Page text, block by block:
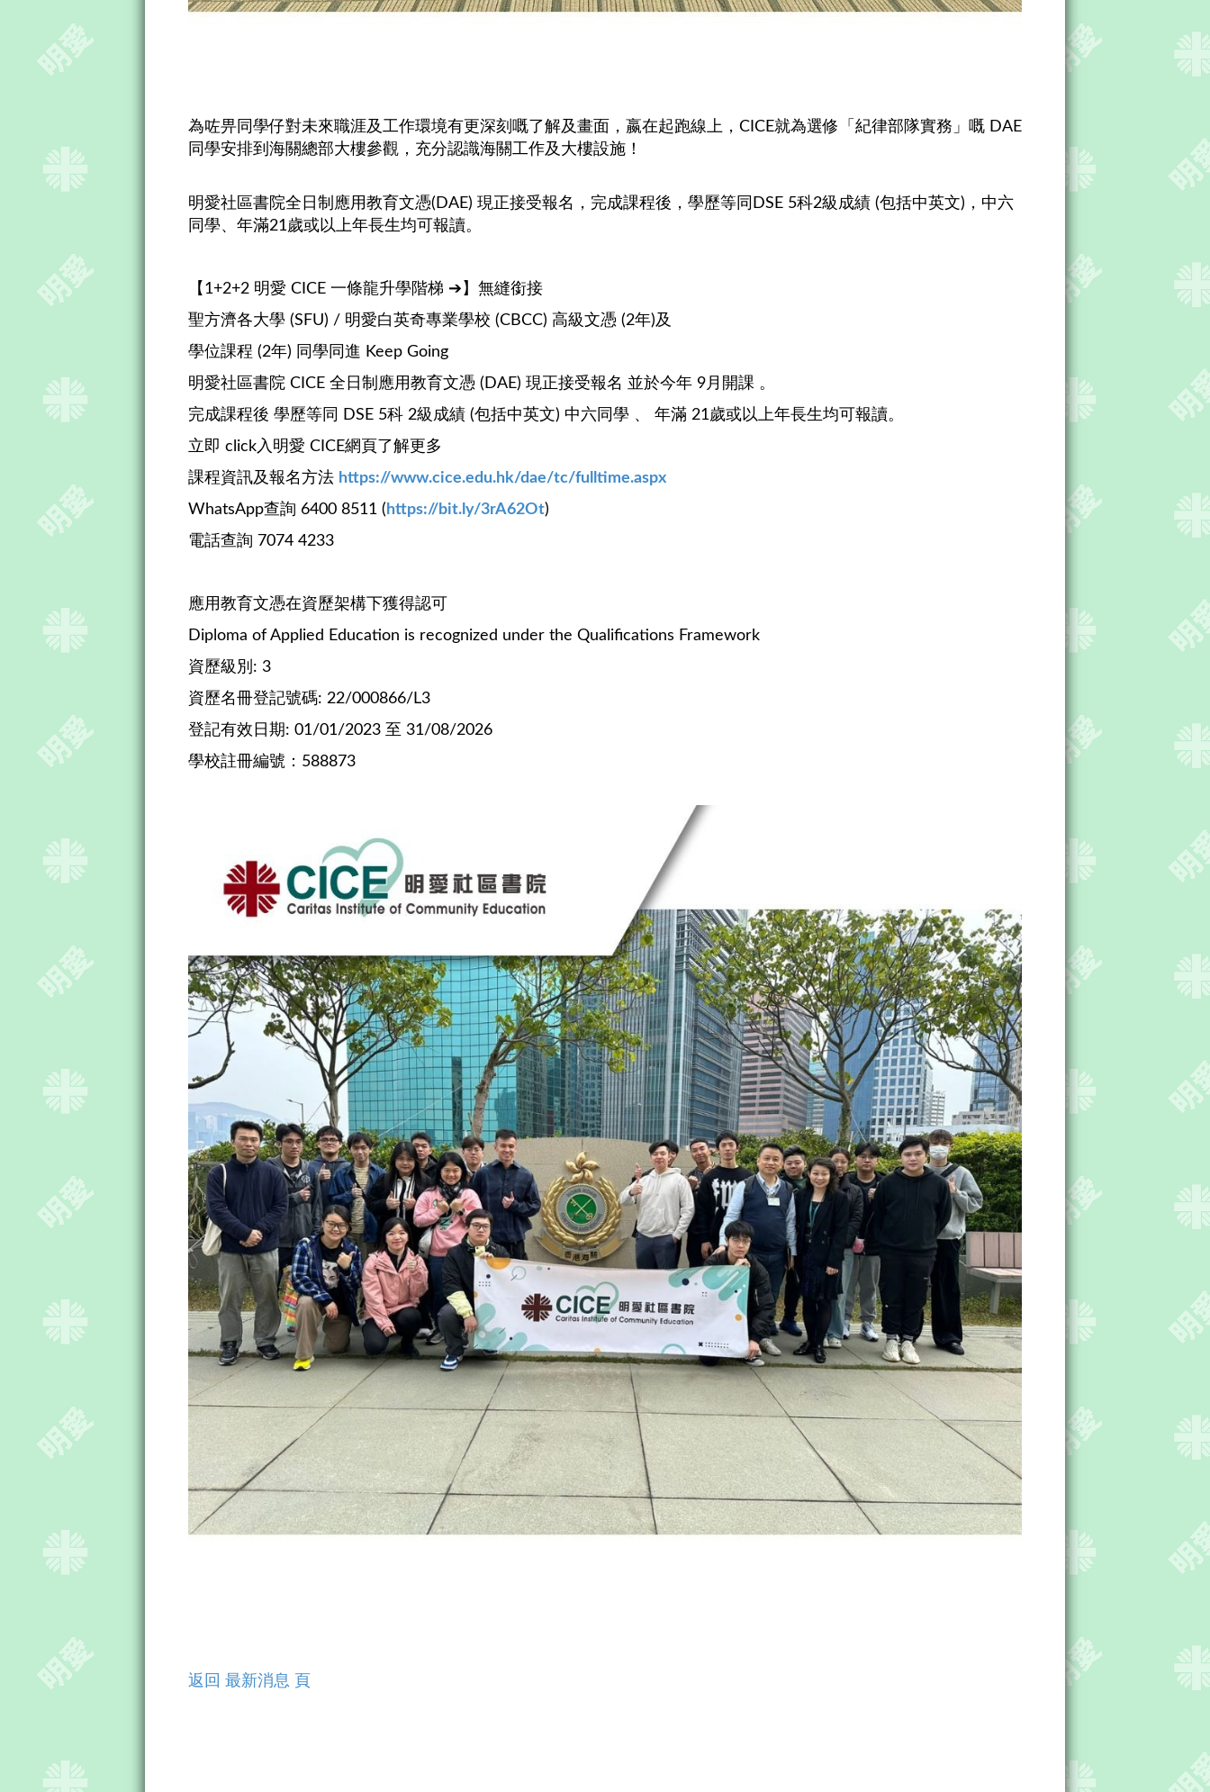
為咗畀同學仔對未來職涯及工作環境有更深刻嘅了解及畫面，嬴在起跑線上，CICE就為選修「紀律部隊實務」嘅 DAE
同學安排到海關總部大樓參觀，充分認識海關工作及大樓設施！
明愛社區書院全日制應用教育文憑(DAE) 現正接受報名，完成課程後，學歷等同DSE 5科2級成績 (包括中英文)，中六
同學、年滿21歲或以上年長生均可報讀。
【1+2+2 明愛 CICE 一條龍升學階梯 ➔】無縫銜接
聖方濟各大學 (SFU) / 明愛白英奇專業學校 (CBCC) 高級文憑 (2年)及
學位課程 (2年) 同學同進 Keep Going
明愛社區書院 CICE 全日制應用教育文憑 (DAE) 現正接受報名 並於今年 9月開課 。
完成課程後 學歷等同 DSE 5科 2級成績 (包括中英文) 中六同學 、 年滿 21歲或以上年長生均可報讀。
立即 click入明愛 CICE網頁了解更多
課程資訊及報名方法 https://www.cice.edu.hk/dae/tc/fulltime.aspx
WhatsApp查詢 6400 8511 ( https://bit.ly/3rA62Ot)
電話查詢 7074 4233
應用教育文憑在資歷架構下獲得認可
Diploma of Applied Education is recognized under the Qualifications Framework
資歷級別: 3
資歷名冊登記號碼: 22/000866/L3
登記有效日期: 01/01/2023 至 31/08/2026
學校註冊編號：588873
返回 最新消息 頁